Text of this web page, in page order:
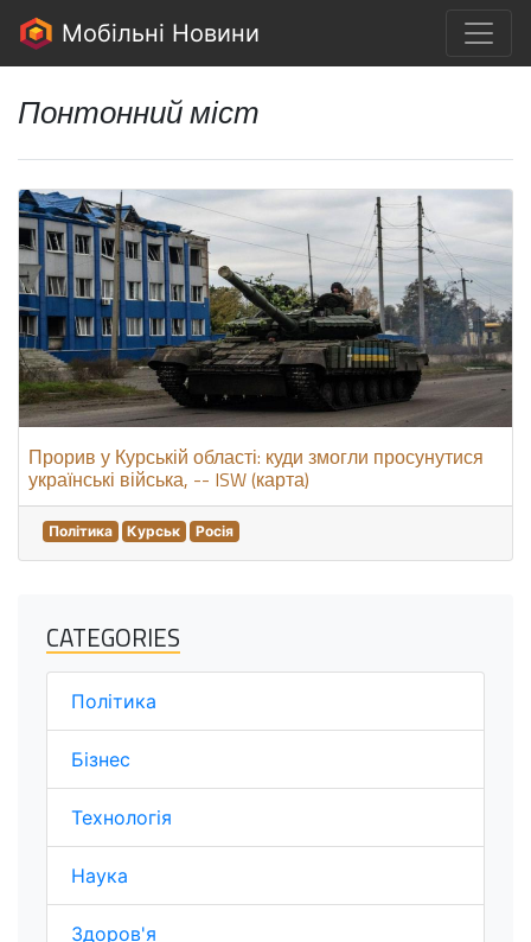
Мобільні Новини
Понтонний міст
Прорив у Курській області: куди змогли просунутися
українські війська, -- ISW (карта)
Політика Курськ Росія
CATEGORIES
Політика
Бізнес
Технологія
Наука
Здоров'я